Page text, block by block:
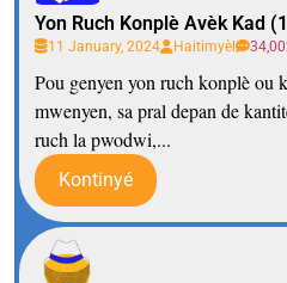
Yon Ruch Konplè Avèk Kad
11 January, 2024 Haitimyèl
Pou genyen yon ruch konplè ou
mwenyen, sa pral depan de
ruch la pwodwi,...
Kontinyé